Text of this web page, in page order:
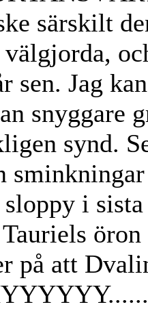
särskilt
sen. Jag
snyggare
synd.
i
på att